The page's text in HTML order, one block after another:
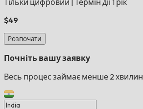
Тільки цифровий Термін дії 1 рік
$49
Розпочати
Почніть вашу заявку
Весь процес займає менше 2 хвилин